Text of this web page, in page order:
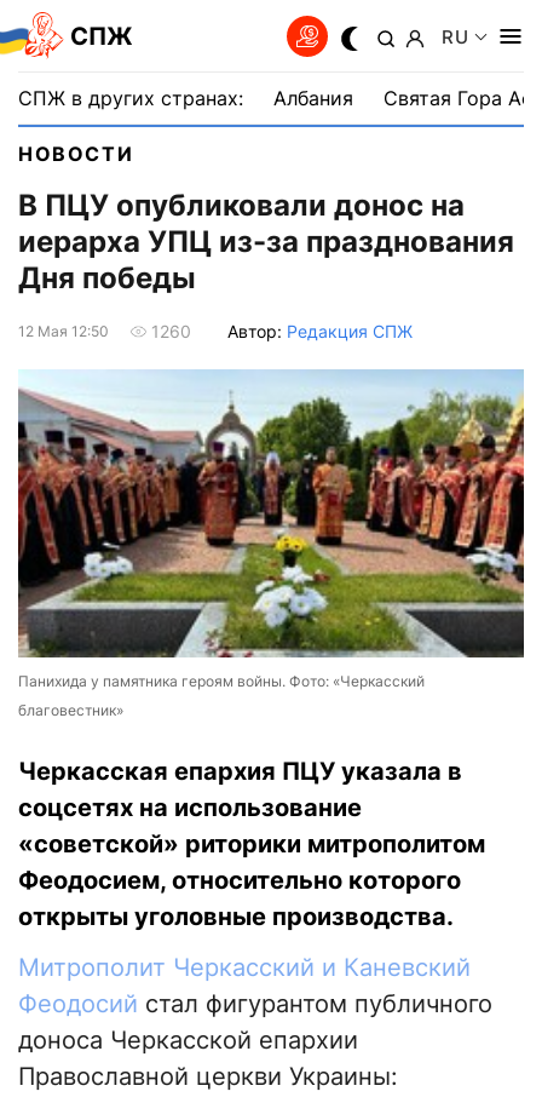
СПЖ RU
СПЖ в других странах: Албания Святая Гора
НОВОСТИ
В ПЦУ опубликовали донос на
иерарха УПЦ из-за празднования
Дня победы
12 Мая 12:50 1260 Автор: Редакция СПЖ
Панихида у памятника героям войны. Фото: «Черкасский
благовестник»
Черкасская епархия ПЦУ указала в
соцсетях на использование
«советской» риторики митрополитом
Феодосием, относительно которого
открыты уголовные производства.
Митрополит Черкасский и Каневский
Феодосий стал фигурантом публичного
доноса Черкасской епархии
Православной церкви Украины: